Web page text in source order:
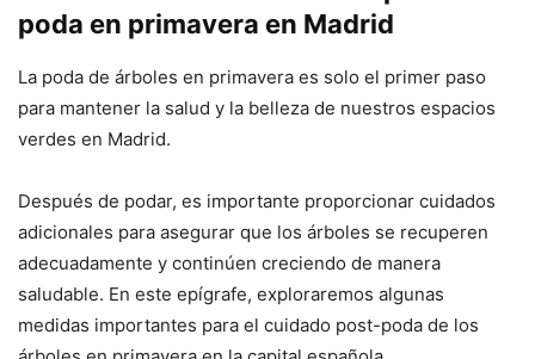
poda en primavera en Madrid
La poda de árboles en primavera es solo el primer paso
para mantener la salud y la belleza de nuestros espacios
verdes en Madrid.
Después de podar, es importante proporcionar cuidados
adicionales para asegurar que los árboles se recuperen
adecuadamente y continúen creciendo de manera
saludable. En este epígrafe, exploraremos algunas
medidas importantes para el cuidado post-poda de los